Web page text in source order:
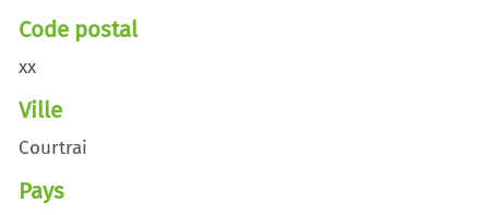
Code postal
xx
Ville
Courtrai
Pays